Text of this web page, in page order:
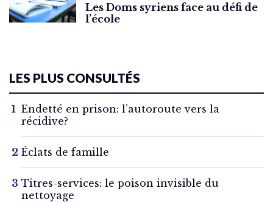
Les Doms syriens face au défi de
l’école
LES PLUS CONSULTÉS
Endetté en prison: l’autoroute vers la
récidive?
Éclats de famille
Titres-services: le poison invisible du
nettoyage